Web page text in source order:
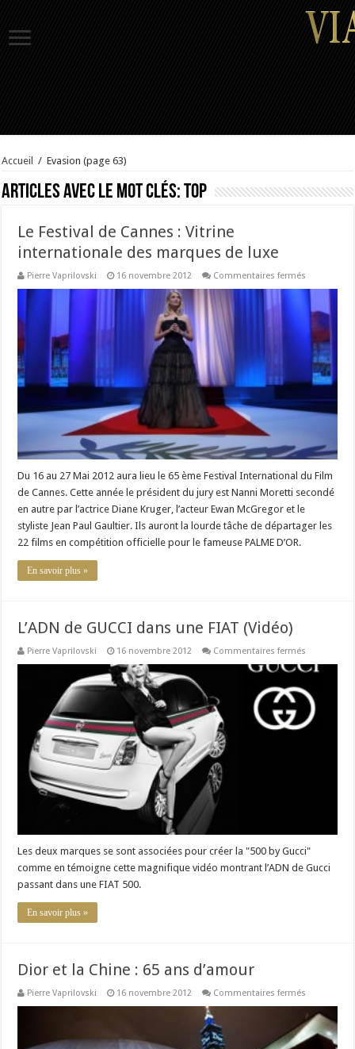
Accueil / Evasion (page 63)
Articles avec le mot clés:top
Le Festival de Cannes : Vitrine
internationale des marques de luxe
Pierre Vaprilovski 16 novembre 2012 Commentaires fermés
Festival
Cannes
Vitrine
des
marques
de
luxe
Du 16 au 27 Mai 2012 aura lieu le 65 ème Festival International du Film
de Cannes. Cette année le président du jury est Nanni Moretti secondé
en autre par l’actrice Diane Kruger, l’acteur Ewan McGregor et le
styliste Jean Paul Gaultier. Ils auront la lourde tâche de départager les
22 films en compétition officielle pour le fameuse PALME D’OR.
En savoir plus »
L’ADN de GUCCI dans une FIAT (Vidéo)
Pierre Vaprilovski 16 novembre 2012 Commentaires fermés
de
dans
une
FIAT
(Vidéo)
Les deux marques se sont associées pour créer la "500 by Gucci"
comme en témoigne cette magnifique vidéo montrant l’ADN de Gucci
passant dans une FIAT 500.
En savoir plus »
Dior et la Chine : 65 ans d’amour
Pierre Vaprilovski 16 novembre 2012 Commentaires fermés
et
la
Chine
: